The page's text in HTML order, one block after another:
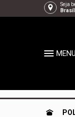
Seja
MENU